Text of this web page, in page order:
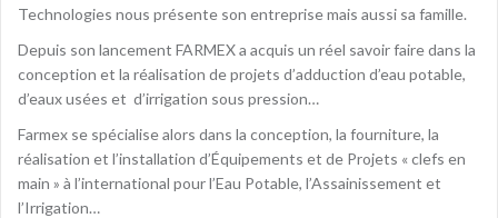
Technologies nous présente son entreprise mais aussi sa famille.
Depuis son lancement FARMEX a acquis un réel savoir faire dans la
conception et la réalisation de projets d’adduction d’eau potable,
d’eaux usées et d’irrigation sous pression…
Farmex se spécialise alors dans la conception, la fourniture, la
réalisation et l’installation d’Équipements et de Projets « clefs en
main » à l’international pour l’Eau Potable, l’Assainissement et
l’Irrigation…